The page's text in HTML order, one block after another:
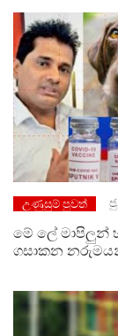
උණුසුම් පුවත්
මේ ලේ
ගසාකන නරුමයන් (SPC ) සභාපති වෛද්‍ය
සාක්ෂි සහිතව )